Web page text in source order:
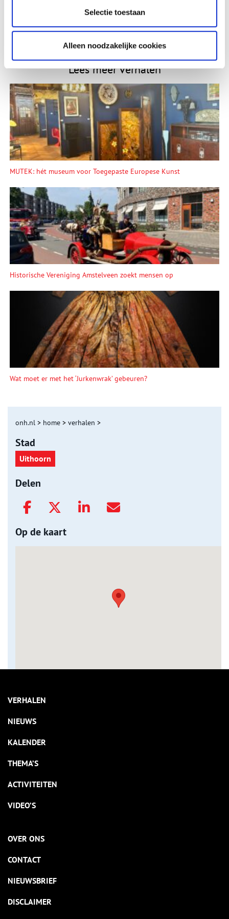
Selectie toestaan
Alleen noodzakelijke cookies
Lees meer verhalen
MUTEK: hét museum voor Toegepaste Europese Kunst
Historische Vereniging Amstelveen zoekt mensen op
Wat moet er met het ‘Jurkenwrak’ gebeuren?
onh.nl > home > verhalen >
Stad
Uithoorn
Delen
Op de kaart
VERHALEN
NIEUWS
KALENDER
THEMA’S
ACTIVITEITEN
VIDEO’S
OVER ONS
CONTACT
NIEUWSBRIEF
DISCLAIMER